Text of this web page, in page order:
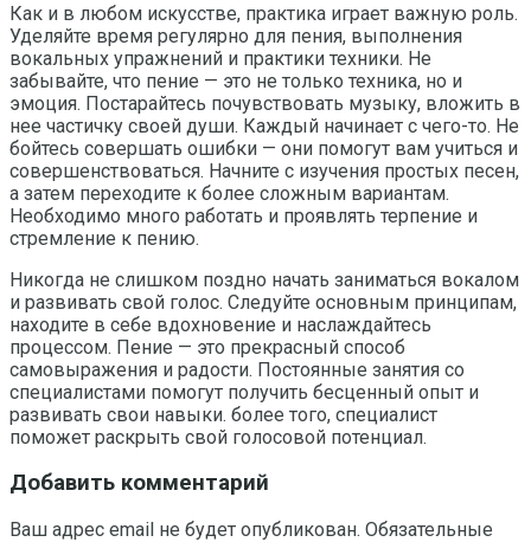
Как и в любом искусстве, практика играет важную роль.
Уделяйте время регулярно для пения, выполнения
вокальных упражнений и практики техники. Не
забывайте, что пение — это не только техника, но и
эмоция. Постарайтесь почувствовать музыку, вложить в
нее частичку своей души. Каждый начинает с чего-то. Не
бойтесь совершать ошибки — они помогут вам учиться и
совершенствоваться. Начните с изучения простых песен,
а затем переходите к более сложным вариантам.
Необходимо много работать и проявлять терпение и
стремление к пению.
Никогда не слишком поздно начать заниматься вокалом
и развивать свой голос. Следуйте основным принципам,
находите в себе вдохновение и наслаждайтесь
процессом. Пение — это прекрасный способ
самовыражения и радости. Постоянные занятия со
специалистами помогут получить бесценный опыт и
развивать свои навыки. более того, специалист
поможет раскрыть свой голосовой потенциал.
Добавить комментарий
Ваш адрес email не будет опубликован. Обязательные